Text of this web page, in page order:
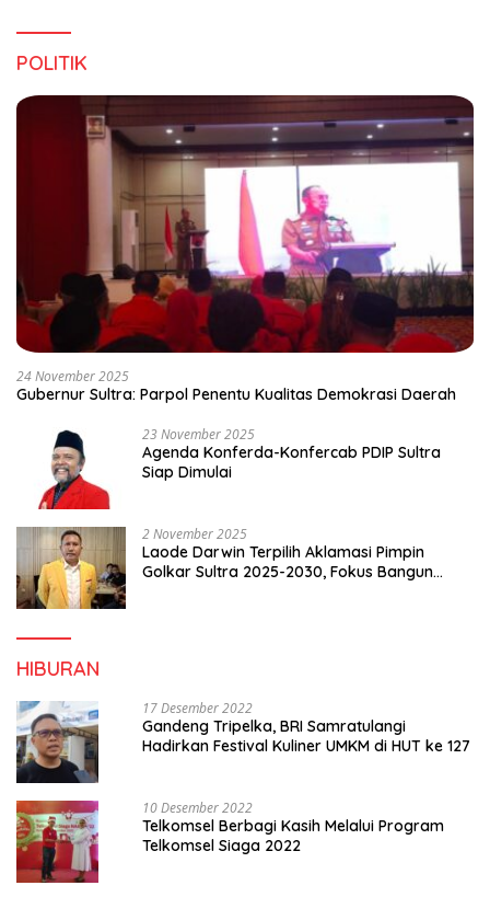
POLITIK
24 November 2025
Gubernur Sultra: Parpol Penentu Kualitas Demokrasi Daerah
23 November 2025
Agenda Konferda-Konfercab PDIP Sultra
Siap Dimulai
2 November 2025
Laode Darwin Terpilih Aklamasi Pimpin
Golkar Sultra 2025-2030, Fokus Bangun
HIBURAN
17 Desember 2022
Gandeng Tripelka, BRI Samratulangi
Hadirkan Festival Kuliner UMKM di HUT ke 127
10 Desember 2022
Telkomsel Berbagi Kasih Melalui Program
Telkomsel Siaga 2022